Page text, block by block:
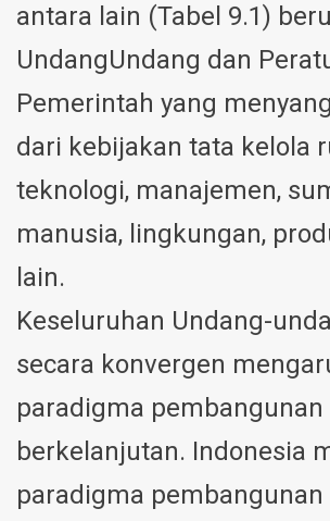
antara lain (Tabel 9.1)
UndangUndang dan
Pemerintah yang
dari kebijakan tata kelola
teknologi, manajemen,
manusia, lingkungan,
lain.
Keseluruhan Undang-
secara konvergen
paradigma pembangunan
berkelanjutan. Indonesia
paradigma pembangunan